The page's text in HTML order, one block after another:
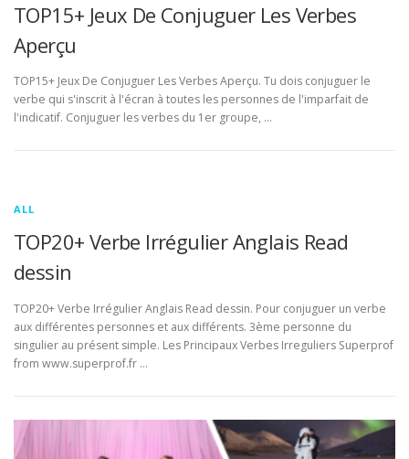
TOP15+ Jeux De Conjuguer Les Verbes
Aperçu
TOP15+ Jeux De Conjuguer Les Verbes Aperçu. Tu dois conjuguer le
verbe qui s'inscrit à l'écran à toutes les personnes de l'imparfait de
l'indicatif. Conjuguer les verbes du 1er groupe, …
ALL
TOP20+ Verbe Irrégulier Anglais Read
dessin
TOP20+ Verbe Irrégulier Anglais Read dessin. Pour conjuguer un verbe
aux différentes personnes et aux différents. 3ème personne du
singulier au présent simple. Les Principaux Verbes Irreguliers Superprof
from www.superprof.fr …